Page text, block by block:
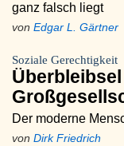
ganz falsch liegt
von Edgar L. Gärtner
Soziale Gerechtigkeit
Der moderne
von Dirk Friedrich